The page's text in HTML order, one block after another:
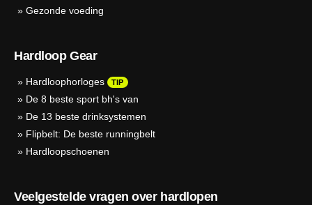
» Gezonde voeding
Hardloop Gear
» Hardloophorloges TIP
» De 8 beste sport bh's van
» De 13 beste drinksystemen
» Flipbelt: De beste runningbelt
» Hardloopschoenen
Veelgestelde vragen over hardlopen